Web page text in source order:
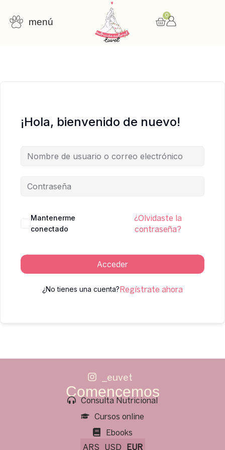
menú
0
¡Hola, bienvenido de nuevo!
Mantenerme
conectado
¿Olvidaste la
contraseña?
Acceder
¿No tienes una cuenta?Regístrate ahora
_euvet
Comencemos
Consulta Nutricional
Cursos online
Ebooks
ARS
USD EUR